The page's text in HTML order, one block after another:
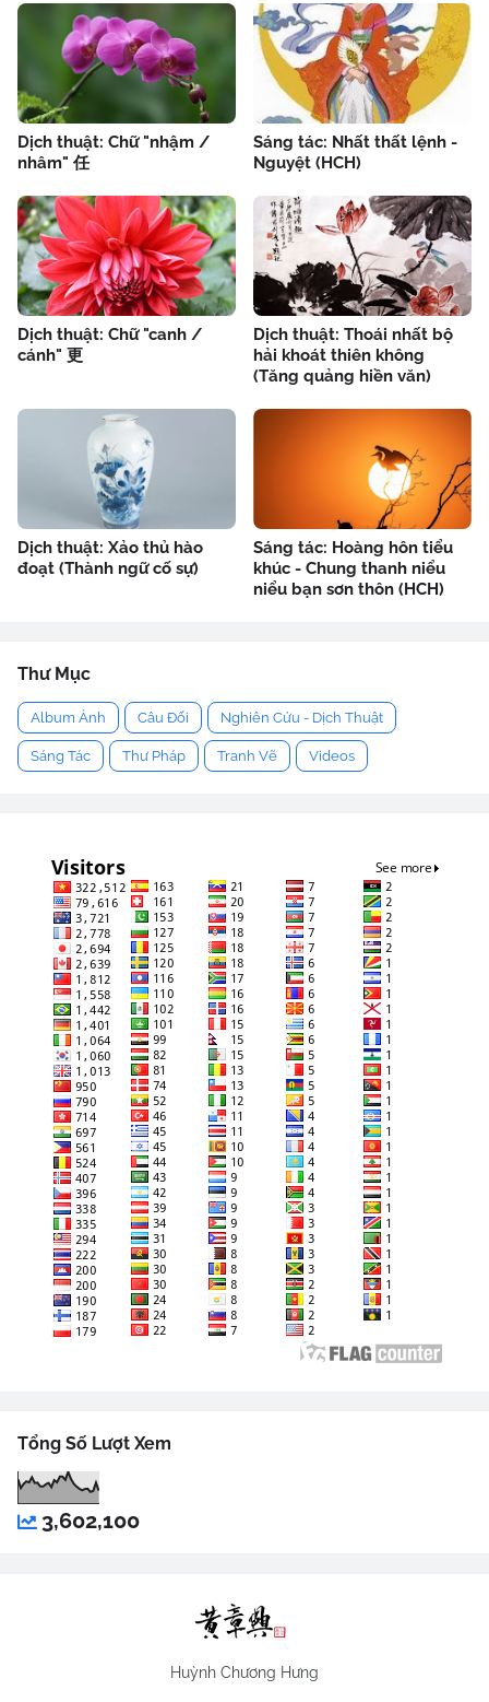
Dịch thuật: Chữ "nhậm /
nhâm" 任
Sáng tác: Nhất thất lệnh -
Nguyệt (HCH)
Dịch thuật: Chữ "canh /
cánh" 更
Dịch thuật: Thoái nhất bộ
hải khoát thiên không
(Tăng quảng hiền văn)
Dịch thuật: Xảo thủ hào
đoạt (Thành ngữ cố sự)
Sáng tác: Hoàng hôn tiểu
khúc - Chung thanh niểu
niểu bạn sơn thôn (HCH)
Thư Mục
Album Ảnh Câu Đối Nghiên Cứu - Dịch Thuật
Sáng Tác Thư Pháp Tranh Vẽ Videos
Tổng Số Lượt Xem
3,602,100
Huỳnh Chương Hưng